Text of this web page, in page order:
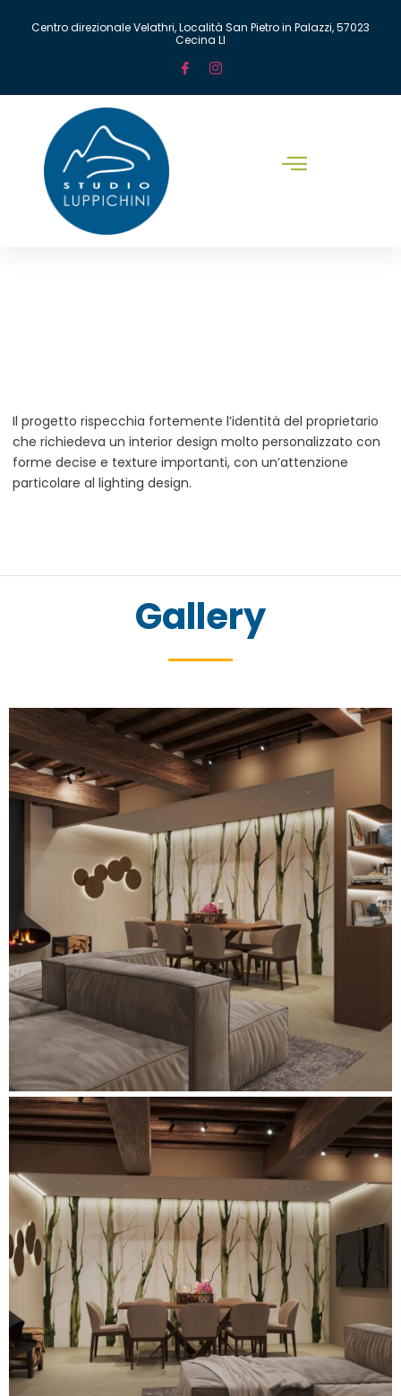
Centro direzionale Velathri, Località San Pietro in Palazzi, 57023
Cecina LI
Il progetto rispecchia fortemente l’identità del proprietario
che richiedeva un interior design molto personalizzato con
forme decise e texture importanti, con un’attenzione
particolare al lighting design.
Gallery